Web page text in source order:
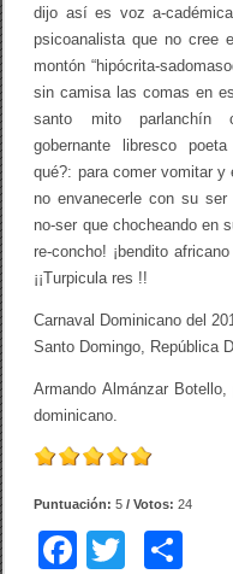
dijo así es voz a-
psicoanalista que no cree
montón “hipócrita-
sin camisa las comas en
santo mito parlanchín
gobernante libresco
qué?: para comer vomitar
no envanecerle con su
no-ser que chocheando en
re-concho! ¡bendito
¡¡Turpicula res !!
Carnaval Dominicano del
Santo Domingo, República
Armando Almánzar
dominicano.
Puntuación:5 / Votos:24
F